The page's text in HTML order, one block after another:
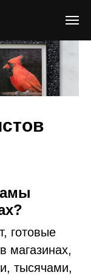
готовые
магазинах,
тысячами,